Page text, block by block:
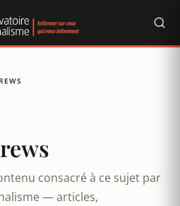
consacré à ce sujet par
— articles,